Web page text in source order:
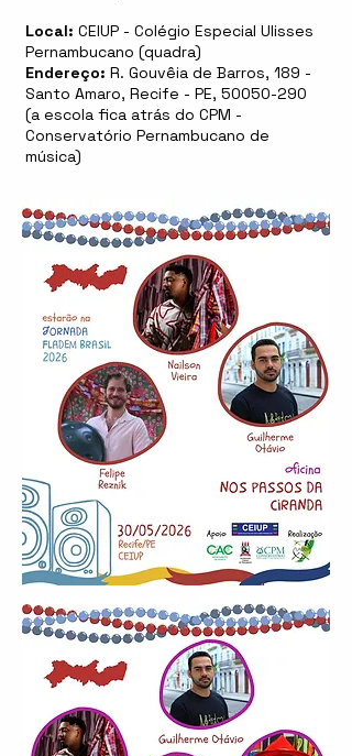
Local: CEIUP - Colégio Especial Ulisses
Pernambucano (quadra)
Endereço: R. Gouvêia de Barros, 189 -
Santo Amaro, Recife - PE, 50050-290
(a escola fica atrás do CPM -
Conservatório Pernambucano de
música)